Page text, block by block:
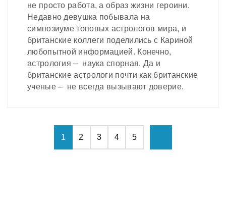
не просто работа, а образ жизни героини.
Недавно девушка побывала на
симпозиуме топовых астрологов мира, и
британские коллеги поделились с Кариной
любопытной информацией. Конечно,
астрология – наука спорная. Да и
британские астрологи почти как британские
ученые – не всегда вызывают доверие.
1 2 3 4 5